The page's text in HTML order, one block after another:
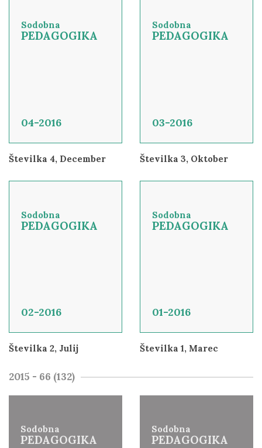
Sodobna
PEDAGOGIKA
04-2016
Številka 4, December
Sodobna
PEDAGOGIKA
03-2016
Številka 3, Oktober
Sodobna
PEDAGOGIKA
02-2016
Številka 2, Julij
Sodobna
PEDAGOGIKA
01-2016
Številka 1, Marec
2015 - 66 (132)
Sodobna
PEDAGOGIKA
Sodobna
PEDAGOGIKA